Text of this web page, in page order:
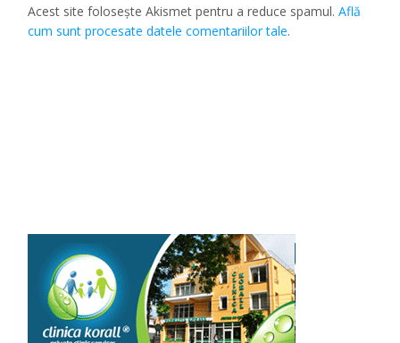
Acest site folosește Akismet pentru a reduce spamul.Află
cum sunt procesate datele comentariilor tale.